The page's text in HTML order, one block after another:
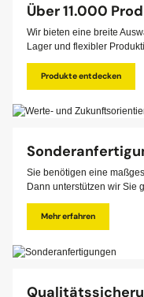
Über 11.000
Wir bieten eine breite
Lager und flexibler
Produkte entdecken
Sie benötigen eine
Dann unterstützen wir Sie
Mehr erfahren